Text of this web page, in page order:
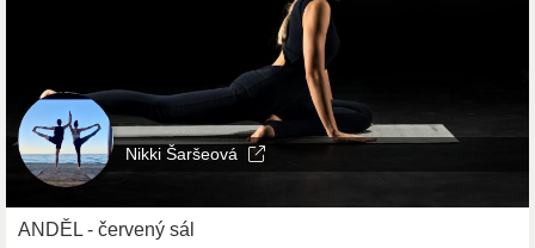
Nikki Šaršeová
ANDĚL - červený sál